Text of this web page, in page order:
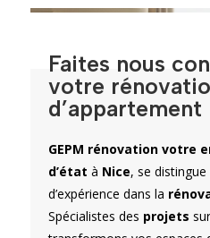
Faites nous
votre
d’appartement
GEPM rénovation votre
d’état à Nice, se
d’expérience dans la
Spécialistes des projets